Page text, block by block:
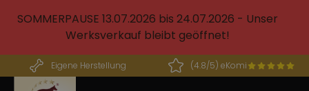
springen
SOMMERPAUSE 13.07.2026 bis 24.07.2026 - Unser
Werksverkauf bleibt geöffnet!
Eigene Herstellung (4.8/5) eKomi